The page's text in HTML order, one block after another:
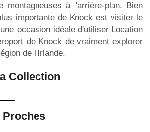
montagneuses à l'arrière-plan. Bien
importante de Knock est visiter le
occasion idéale d'utiliser Location
de Knock de vraiment explorer
de l'Irlande.
Collection
Proches